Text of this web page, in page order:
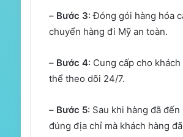
– Bước 3: Đóng gói hàng hóa
chuyển hàng đi Mỹ an toàn.
– Bước 4: Cung cấp cho
thể theo dõi 24/7.
– Bước 5: Sau khi hàng đã
đúng địa chỉ mà khách hàng